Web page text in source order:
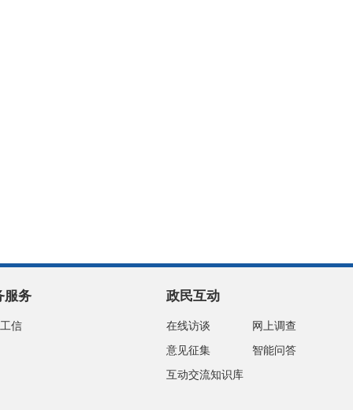
服务
信
政民互动
在线访谈 网上调查
意见征集 智能问答
互动交流知识库